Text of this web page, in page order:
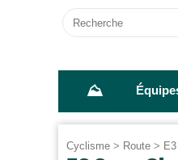
Recherche
⛰
Cyclisme > Route >